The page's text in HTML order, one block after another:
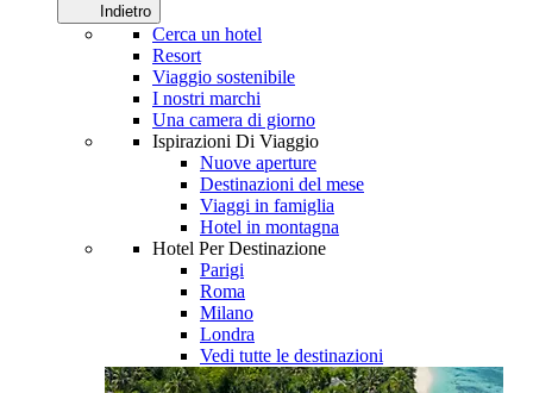
Indietro
Cerca un hotel
Resort
Viaggio sostenibile
I nostri marchi
Una camera di giorno
Ispirazioni Di Viaggio
Nuove aperture
Destinazioni del mese
Viaggi in famiglia
Hotel in montagna
Hotel Per Destinazione
Parigi
Roma
Milano
Londra
Vedi tutte le destinazioni